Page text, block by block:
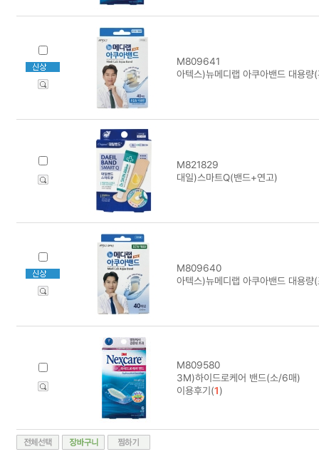
M809641
아텍스)뉴메디랩 아쿠아밴드 대용
M821829
대일)스마트Q(밴드+연고)
M809640
아텍스)뉴메디랩 아쿠아밴드 대용
M809580
3M)하이드로케어 밴드(소/6매)
이용후기(1)